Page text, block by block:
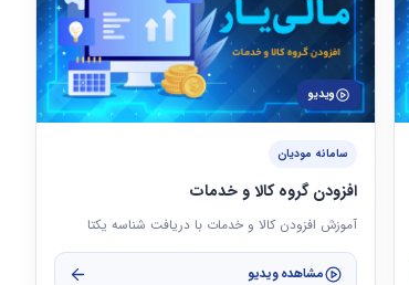
ویدیو
سامانه مودیان
افزودن گروه کالا و خدمات
آموزش افزودن کالا و خدمات با دریافت شناسه یکتا
مشاهده ویدیو